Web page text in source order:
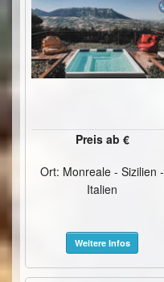
Preis ab €
Ort: Monreale - Sizilien -
Italien
Weitere Infos